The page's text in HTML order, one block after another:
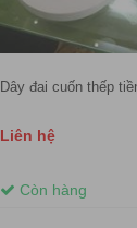
Dây đai cuốn thếp
Liên hệ
Còn hàng